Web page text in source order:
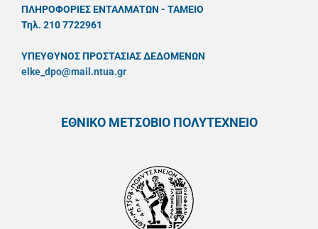
ΠΛΗΡΟΦΟΡΙΕΣ ΕΝΤΑΛΜΑΤΩΝ - ΤΑΜΕΙΟ
Τηλ. 210 7722961
ΥΠΕΥΘYΝΟΣ ΠΡΟΣΤΑΣΙΑΣ ΔΕΔΟΜΕΝΩΝ
elke_dpo@mail.ntua.gr
ΕΘΝΙΚΟ ΜΕΤΣΟΒΙΟ ΠΟΛΥΤΕΧΝΕΙΟ